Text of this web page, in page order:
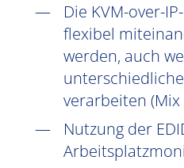
Die KVM-over-
flexibel
werden, auch
verarbeiten
Nutzung der